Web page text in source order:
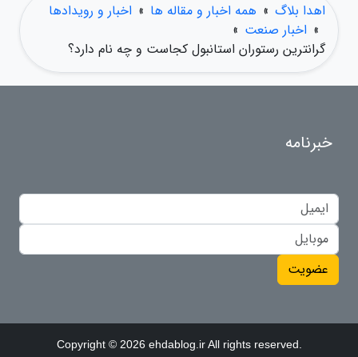
اهدا بلاگ » همه اخبار و مقاله ها » اخبار و رویدادها
» اخبار صنعت »
گرانترین رستوران استانبول کجاست و چه نام دارد؟
خبرنامه
عضویت
Copyright © 2026 ehdablog.ir All rights reserved.